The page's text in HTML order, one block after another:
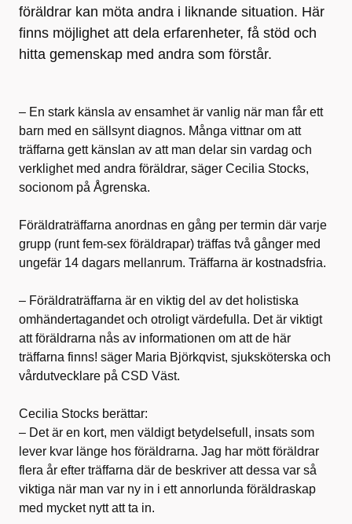
föräldrar kan möta andra i liknande situation. Här
finns möjlighet att dela erfarenheter, få stöd och
hitta gemenskap med andra som förstår.
– En stark känsla av ensamhet är vanlig när man får ett
barn med en sällsynt diagnos. Många vittnar om att
träffarna gett känslan av att man delar sin vardag och
verklighet med andra föräldrar, säger Cecilia Stocks,
socionom på Ågrenska.
Föräldraträffarna anordnas en gång per termin där varje
grupp (runt fem-sex föräldrapar) träffas två gånger med
ungefär 14 dagars mellanrum. Träffarna är kostnadsfria.
– Föräldraträffarna är en viktig del av det holistiska
omhändertagandet och otroligt värdefulla. Det är viktigt
att föräldrarna nås av informationen om att de här
träffarna finns! säger Maria Björkqvist, sjuksköterska och
vårdutvecklare på CSD Väst.
Cecilia Stocks berättar:
– Det är en kort, men väldigt betydelsefull, insats som
lever kvar länge hos föräldrarna. Jag har mött föräldrar
flera år efter träffarna där de beskriver att dessa var så
viktiga när man var ny in i ett annorlunda föräldraskap
med mycket nytt att ta in.